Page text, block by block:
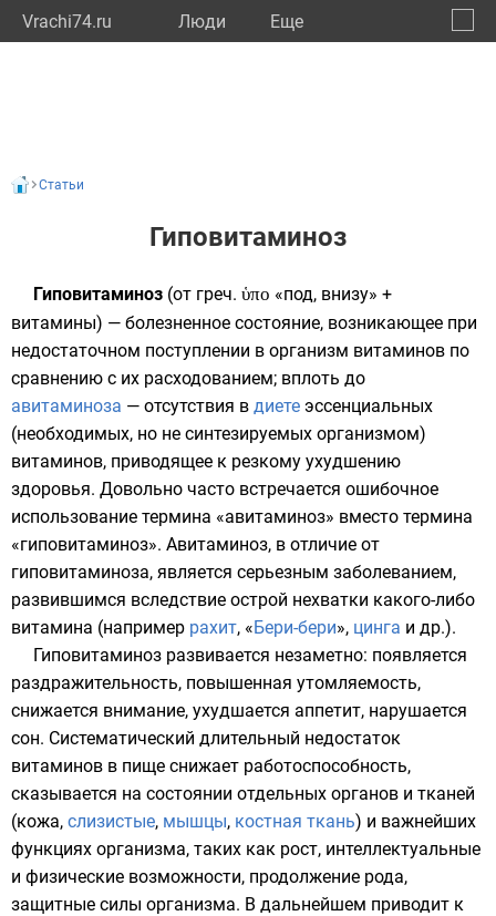
Vrachi74.ru Люди Eще
Статьи
Гиповитаминоз
Гиповитаминоз (от греч. ὑπο «под, внизу» +
витамины) — болезненное состояние, возникающее при
недостаточном поступлении в организм витаминов по
сравнению с их расходованием; вплоть до
авитаминоза — отсутствия в диете эссенциальных
(необходимых, но не синтезируемых организмом)
витаминов, приводящее к резкому ухудшению
здоровья. Довольно часто встречается ошибочное
использование термина «авитаминоз» вместо термина
«гиповитаминоз». Авитаминоз, в отличие от
гиповитаминоза, является серьезным заболеванием,
развившимся вследствие острой нехватки какого-либо
витамина (например рахит, «Бери-бери», цинга и др.).
Гиповитаминоз развивается незаметно: появляется
раздражительность, повышенная утомляемость,
снижается внимание, ухудшается аппетит, нарушается
сон. Систематический длительный недостаток
витаминов в пище снижает работоспособность,
сказывается на состоянии отдельных органов и тканей
(кожа, слизистые, мышцы, костная ткань) и важнейших
функциях организма, таких как рост, интеллектуальные
и физические возможности, продолжение рода,
защитные силы организма. В дальнейшем приводит к